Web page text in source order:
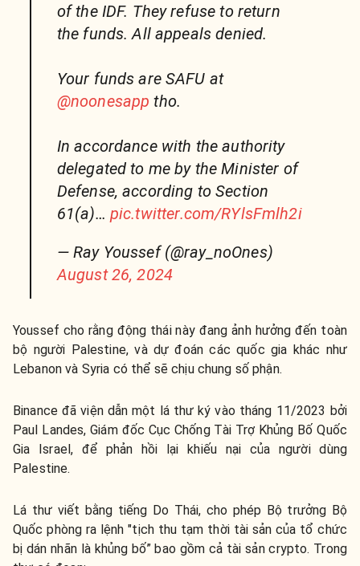
of the IDF. They refuse to return
the funds. All appeals denied.
Your funds are SAFU at
@noonesapp tho.
In accordance with the authority
delegated to me by the Minister of
Defense, according to Section
61(a)… pic.twitter.com/RYlsFmlh2i
— Ray Youssef (@ray_noOnes)
August 26, 2024
Youssef cho rằng động thái này đang ảnh hưởng đến toàn
bộ người Palestine, và dự đoán các quốc gia khác như
Lebanon và Syria có thể sẽ chịu chung số phận.
Binance đã viện dẫn một lá thư ký vào tháng 11/2023 bởi
Paul Landes, Giám đốc Cục Chống Tài Trợ Khủng Bố Quốc
Gia Israel, để phản hồi lại khiếu nại của người dùng
Palestine.
Lá thư viết bằng tiếng Do Thái, cho phép Bộ trưởng Bộ
Quốc phòng ra lệnh "tịch thu tạm thời tài sản của tổ chức
bị dán nhãn là khủng bố” bao gồm cả tài sản crypto. Trong